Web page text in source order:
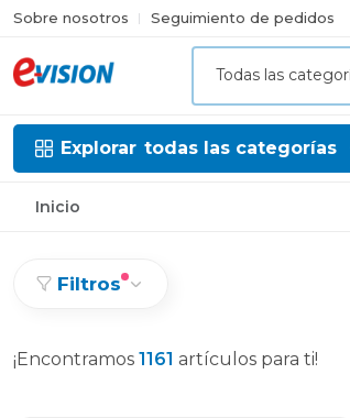
Sobre nosotros Seguimiento de pedidos
Todas las
Explorar todas las categorías
Inicio
Filtros
¡Encontramos 1161 artículos para ti!